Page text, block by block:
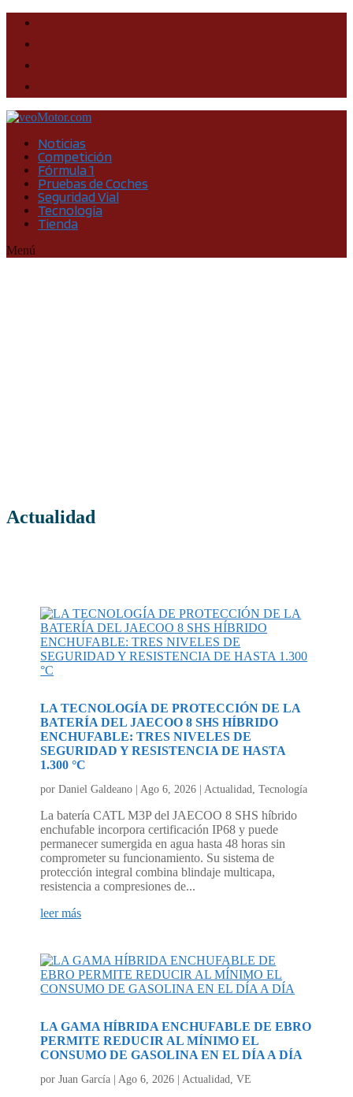
Noticias
Competición
Fórmula 1
Pruebas de Coches
Seguridad Vial
Tecnología
Tienda
Menú
Actualidad
LA TECNOLOGÍA DE PROTECCIÓN DE LA
BATERÍA DEL JAECOO 8 SHS HÍBRIDO
ENCHUFABLE: TRES NIVELES DE
SEGURIDAD Y RESISTENCIA DE HASTA
1.300 °C
porDaniel Galdeano Ago 6, 2026 Actualidad ,Tecnología
La batería CATL M3P del JAECOO 8 SHS híbrido
enchufable incorpora certificación IP68 y puede
permanecer sumergida en agua hasta 48 horas sin
comprometer su funcionamiento. Su sistema de
protección integral combina blindaje multicapa,
resistencia a compresiones de...
leer más
LA GAMA HÍBRIDA ENCHUFABLE DE EBRO
PERMITE REDUCIR AL MÍNIMO EL
CONSUMO DE GASOLINA EN EL DÍA A DÍA
porJuan García Ago 6, 2026 Actualidad ,VE